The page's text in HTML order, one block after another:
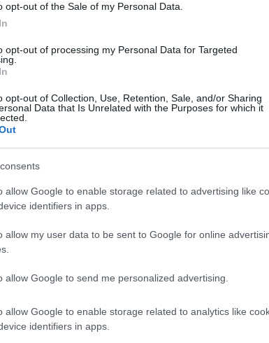
opt-out of the Sale of my Personal Data.
opt-out of processing my Personal Data for Targeted
opt-out of Collection, Use, Retention, Sale, and/or Sharing
Data that Is Unrelated with the Purposes for which it
allow Google to enable storage related to advertising like
identifiers in apps.
allow my user data to be sent to Google for online
allow Google to send me personalized advertising.
allow Google to enable storage related to analytics like
identifiers in apps.
nézni, hogy mire költötték eddig a pénzeket a
szerződéseit, beszerzéseit, hogy „ne az
Ruszin-Szendi a kibervédelemben is, ezen a
úgy gondolja, hogy jelentősen csökkent a
mondta, hogy megváltoztatják azt a jogszabályt,